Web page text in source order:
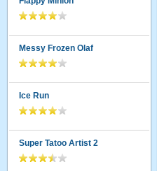
Messy Frozen Olaf
Ice Run
Super Tatoo Artist 2